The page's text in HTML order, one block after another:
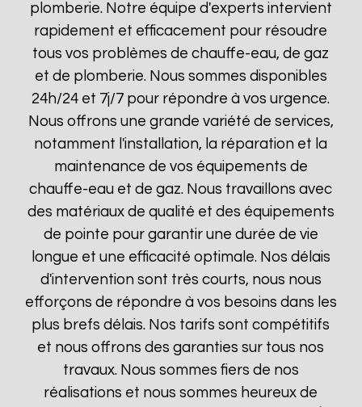
plomberie. Notre équipe d'experts intervient
rapidement et efficacement pour résoudre
tous vos problèmes de chauffe-eau, de gaz
et de plomberie. Nous sommes disponibles
24h/24 et 7j/7 pour répondre à vos urgence.
Nous offrons une grande variété de services,
notamment l'installation, la réparation et la
maintenance de vos équipements de
chauffe-eau et de gaz. Nous travaillons avec
des matériaux de qualité et des équipements
de pointe pour garantir une durée de vie
longue et une efficacité optimale. Nos délais
d'intervention sont très courts, nous nous
efforçons de répondre à vos besoins dans les
plus brefs délais. Nos tarifs sont compétitifs
et nous offrons des garanties sur tous nos
travaux. Nous sommes fiers de nos
réalisations et nous sommes heureux de